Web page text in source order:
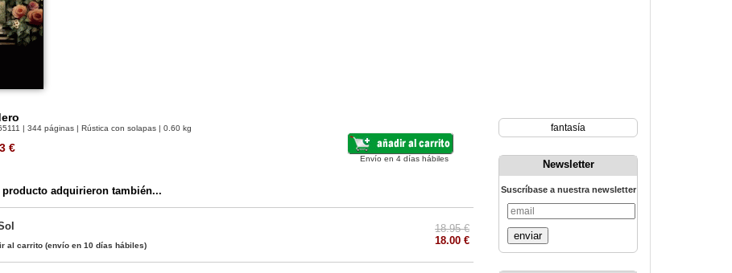
| 344 páginas | Rústica con solapas | 0.60 kg
€
Envío en 4 días hábiles
adquirieron también...
al carrito (envío en 10 días hábiles)
18.95 €
18.00 €
fantasía
Newsletter
Suscríbase a nuestra newsletter
enviar